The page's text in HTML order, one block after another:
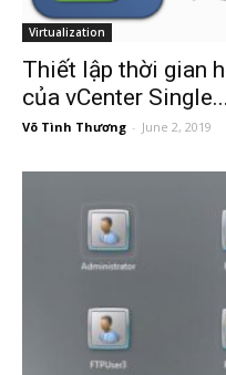
Virtualization
Thiết lập thời gian
của vCenter Single...
Võ Tình Thương - June 2, 2019